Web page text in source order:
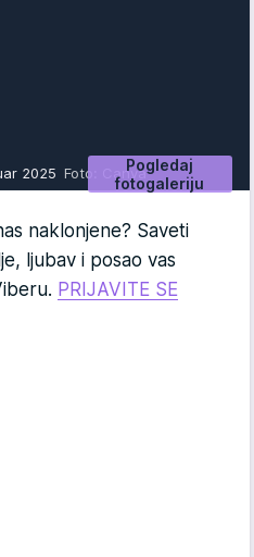
Pogledaj
fotogaleriju
2025 Foto: Canva
naklonjene? Saveti
ljubav i posao vas
PRIJAVITE SE